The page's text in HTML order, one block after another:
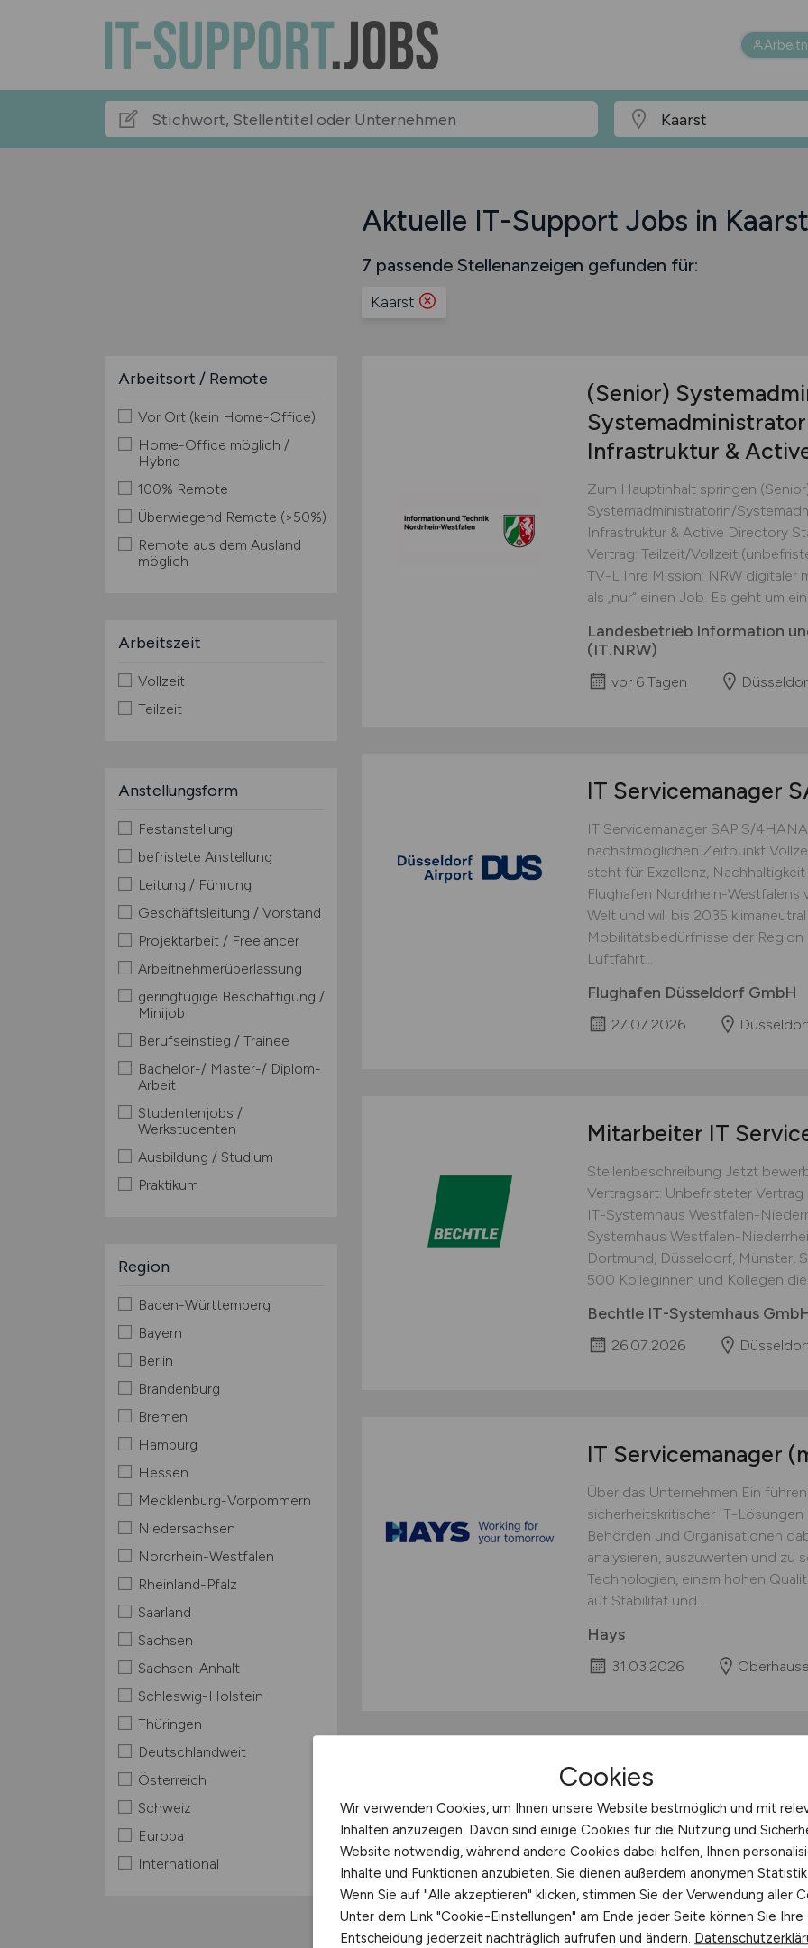
Aktuelle IT-Support Jobs in Kaarst
7 passende Stellenanzeigen gefunden für:
Kaarst
Arbeitsort / Remote
Vor Ort (kein Home-Office)
Home-Office möglich /
Hybrid
100% Remote
Überwiegend Remote (>50%)
Remote aus dem Ausland
möglich
Arbeitszeit
Vollzeit
Teilzeit
Anstellungsform
Festanstellung
befristete Anstellung
Leitung / Führung
Geschäftsleitung / Vorstand
Projektarbeit / Freelancer
Arbeitnehmerüberlassung
geringfügige Beschäftigung /
Minijob
Berufseinstieg / Trainee
Bachelor-/ Master-/ Diplom-
Arbeit
Studentenjobs /
Werkstudenten
Ausbildung / Studium
Praktikum
Region
Baden-Württemberg
Bayern
Berlin
Brandenburg
Bremen
Hamburg
Hessen
Mecklenburg-Vorpommern
Niedersachsen
Nordrhein-Westfalen
Rheinland-Pfalz
Saarland
Sachsen
Sachsen-Anhalt
Schleswig-Holstein
Thüringen
Deutschlandweit
Österreich
Schweiz
Europa
International
(Senior)
Systemadministrator
Infrastruktur &
Zum Hauptinhalt springen
Systemadministratorin/
Infrastruktur & Active Directory
Vertrag: Teilzeit/Vollzeit
TV-L Ihre Mission: NRW digitaler
als „nur“ einen Job. Es geht um
Landesbetrieb Information
(IT.NRW)
vor 6 Tagen
IT Servicemanager
IT Servicemanager SAP S/
nächstmöglichen Zeitpunkt
steht für Exzellenz,
Flughafen Nordrhein-Westfalens
Welt und will bis 2035
Mobilitätsbedürfnisse der
Luftfahrt...
Flughafen Düsseldorf GmbH
27.07.2026
Mitarbeiter IT
Stellenbeschreibung Jetzt
Vertragsart: Unbefristeter
IT-Systemhaus Westfalen-
Systemhaus Westfalen-
Dortmund, Düsseldorf, Münster,
500 Kolleginnen und Kollegen
Bechtle IT-Systemhaus
26.07.2026
IT Servicemanager
Über das Unternehmen Ein
sicherheitskritischer IT-
Behörden und Organisationen
analysieren, auszuwerten und zu
Technologien, einem hohen
auf Stabilität und...
Hays
31.03.2026
IT
Aufgaben Weiterentwicklung,
IT-InfrastrukturAdministration
Umgebungen an mehreren
Konzeption und Umsetzung von
Virtualisierungslösungen (z.B. auf
Proxmox)Netzwerkmanagement,
Cookies
Wir verwenden Cookies, um Ihnen unsere Website bestmöglich und mit
Inhalten anzuzeigen. Davon sind einige Cookies für die Nutzung und
Website notwendig, während andere Cookies dabei helfen, Ihnen
Inhalte und Funktionen anzubieten. Sie dienen außerdem anonymen
Wenn Sie auf "Alle akzeptieren" klicken, stimmen Sie der Verwendung aller
Unter dem Link "Cookie-Einstellungen" am Ende jeder Seite können Sie Ihre
Entscheidung jederzeit nachträglich aufrufen und ändern.